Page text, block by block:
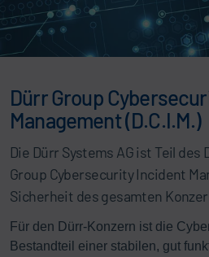
Dürr Group
Management (D.C.I.M.)
Die Dürr Systems AG ist Teil des
Group Cybersecurity Incident
Sicherheit des gesamten
Für den Dürr-Konzern ist die
Bestandteil einer stabilen, gut